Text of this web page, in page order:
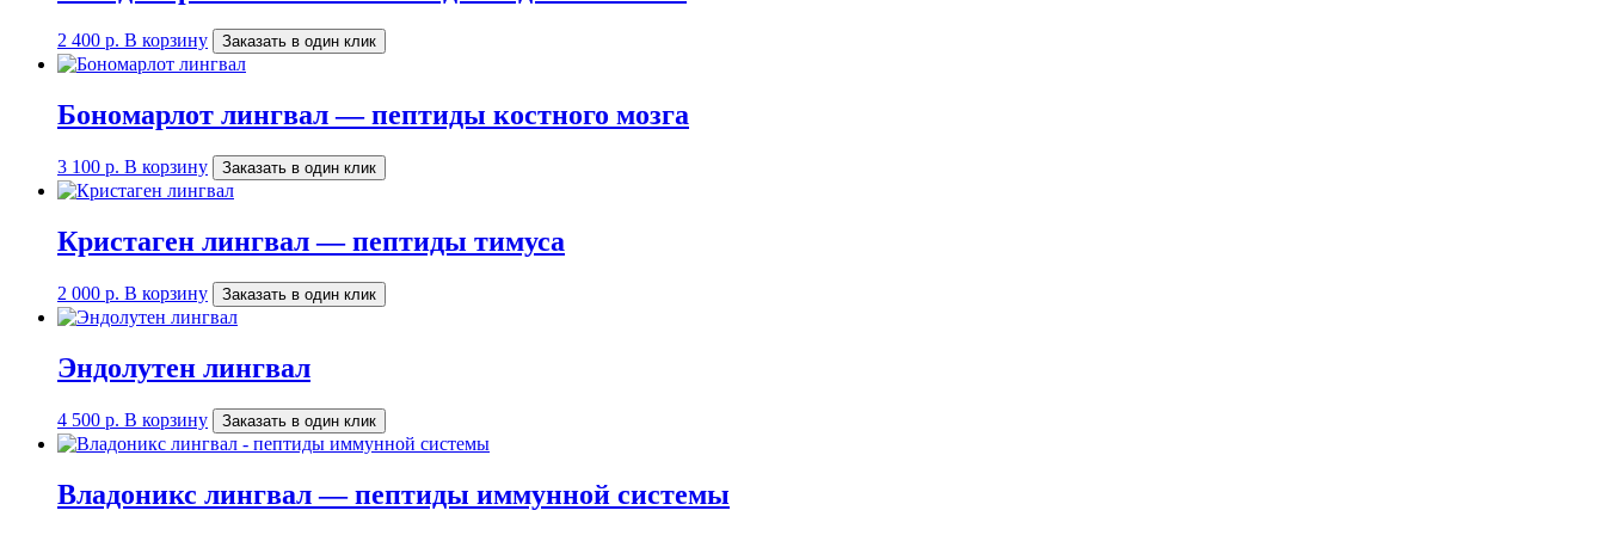
2 400 р. В корзину Заказать в один клик
Бономарлот лингвал — пептиды костного мозга
3 100 р. В корзину Заказать в один клик
Кристаген лингвал — пептиды тимуса
2 000 р. В корзину Заказать в один клик
Эндолутен лингвал
4 500 р. В корзину Заказать в один клик
Владоникс лингвал — пептиды иммунной системы